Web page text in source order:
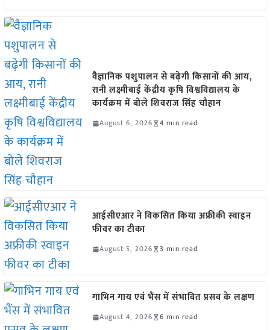
वैज्ञानिक पशुपालन से बढ़ेगी किसानों की आय,
रानी लक्ष्मीबाई केंद्रीय कृषि विश्वविद्यालय के
कार्यक्रम में बोले शिवराज सिंह चौहान
August 6, 2026 4 min read
आईसीएआर ने विकसित किया अफ्रीकी स्वाइन
फीवर का टीका
August 5, 2026 3 min read
गाभिन गाय एवं भैंस में संभावित प्रसव के लक्षण
August 4, 2026 6 min read